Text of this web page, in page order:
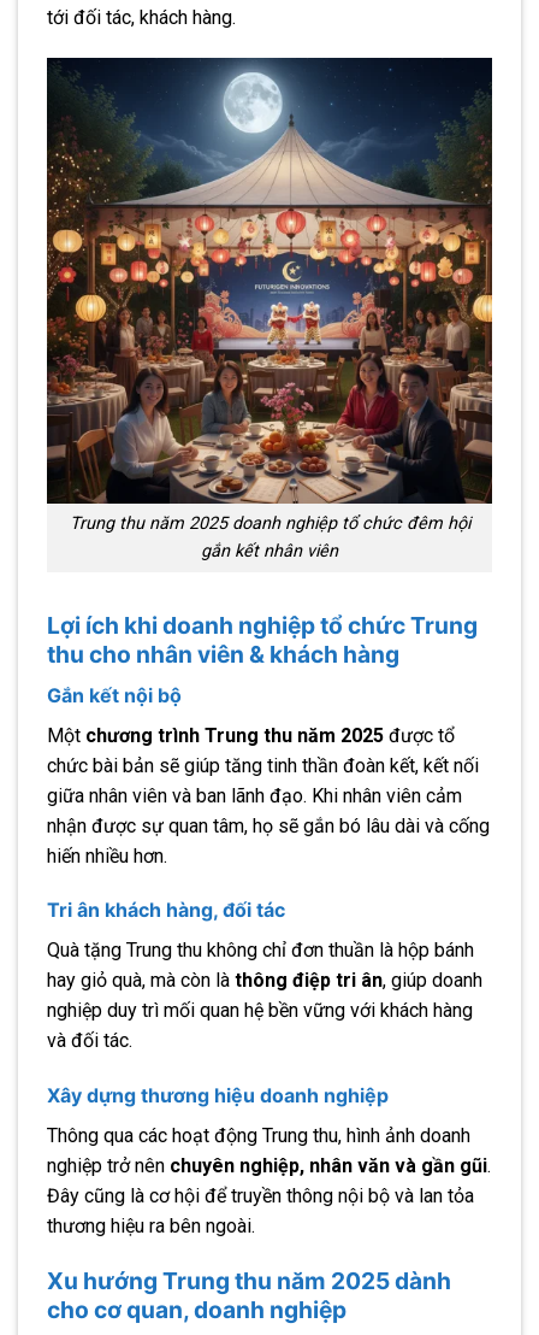
tới đối tác, khách hàng.
Trung thu năm 2025 doanh nghiệp tổ chức đêm hội
gắn kết nhân viên
Lợi ích khi doanh nghiệp tổ chức Trung
thu cho nhân viên & khách hàng
Gắn kết nội bộ
Một chương trình Trung thu năm 2025 được tổ
chức bài bản sẽ giúp tăng tinh thần đoàn kết, kết nối
giữa nhân viên và ban lãnh đạo. Khi nhân viên cảm
nhận được sự quan tâm, họ sẽ gắn bó lâu dài và cống
hiến nhiều hơn.
Tri ân khách hàng, đối tác
Quà tặng Trung thu không chỉ đơn thuần là hộp bánh
hay giỏ quà, mà còn là thông điệp tri ân, giúp doanh
nghiệp duy trì mối quan hệ bền vững với khách hàng
và đối tác.
Xây dựng thương hiệu doanh nghiệp
Thông qua các hoạt động Trung thu, hình ảnh doanh
nghiệp trở nên chuyên nghiệp, nhân văn và gần gũi.
Đây cũng là cơ hội để truyền thông nội bộ và lan tỏa
thương hiệu ra bên ngoài.
Xu hướng Trung thu năm 2025 dành
cho cơ quan, doanh nghiệp